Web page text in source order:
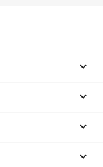



keyboard_arrow_down